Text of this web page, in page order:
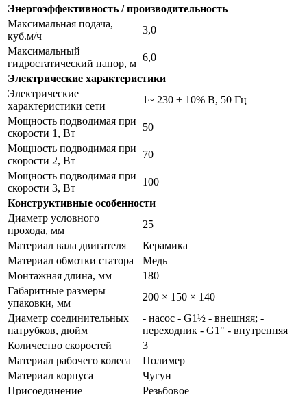
Энергоэффективность / производительность
Максимальная подача,
куб.м/ч
3,0
Максимальный
гидростатический напор, м
6,0
Электрические характеристики
Электрические
характеристики сети
1~ 230 ± 10% В, 50 Гц
Мощность подводимая при
скорости 1, Вт
50
Мощность подводимая при
скорости 2, Вт
70
Мощность подводимая при
скорости 3, Вт
100
Конструктивные особенности
Диаметр условного
прохода, мм
25
Материал вала двигателя
Керамика
Материал обмотки статора
Медь
Монтажная длина, мм
180
Габаритные размеры
упаковки, мм
200 × 150 × 140
Диаметр соединительных
патрубков, дюйм
- насос - G1½ - внешняя; -
переходник - G1" - внутренняя
Количество скоростей
3
Материал рабочего колеса
Полимер
Материал корпуса
Чугун
Присоединение
Резьбовое